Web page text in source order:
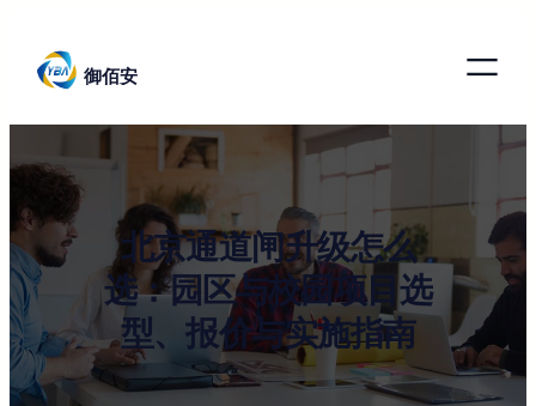
御佰安
北京通道闸升级怎么
选：园区与校园项目选
型、报价与实施指南